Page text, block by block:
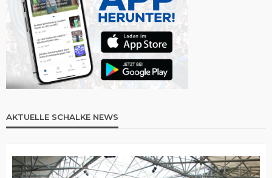
AKTUELLE SCHALKE NEWS